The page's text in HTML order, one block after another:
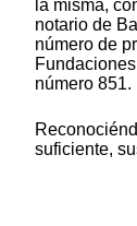
la misma,
notario de
número de
número 851.
suficiente,